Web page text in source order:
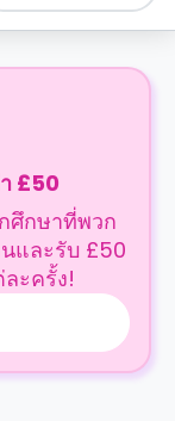
£50
ศึกษาที่พวก
และรับ £50
ะครั้ง!